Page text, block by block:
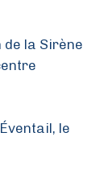
la Sirène
le